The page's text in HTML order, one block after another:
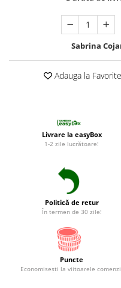
Suplimente și vitamine
Sabrina
Adauga la Favorite
Livrare la easyBox
1-2 zile lucrătoare!
Politică de retur
În termen de 30 zile!
Puncte
Economiseşti la viitoarele